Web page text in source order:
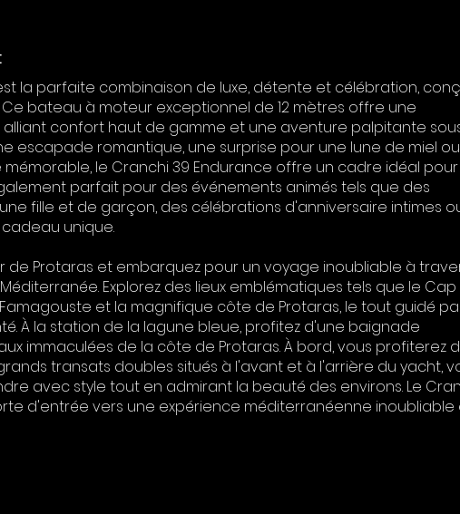
la parfaite combinaison de luxe, détente et célébration,
bateau à moteur exceptionnel de 12 mètres offre une
confort haut de gamme et une aventure palpitante
escapade romantique, une surprise pour une lune de miel
le Cranchi 39 Endurance offre un cadre idéal
parfait pour des événements animés tels que des
fille et de garçon, des célébrations d'anniversaire intimes
unique.
de Protaras et embarquez pour un voyage inoubliable à
Explorez des lieux emblématiques tels que le Cap
et la magnifique côte de Protaras, le tout guidé
À la station de la lagune bleue, profitez d'une baignade
immaculées de la côte de Protaras. À bord, vous profiterez
transats doubles situés à l'avant et à l'arrière du yacht,
avec style tout en admirant la beauté des environs. Le
d'entrée vers une expérience méditerranéenne inoubliable